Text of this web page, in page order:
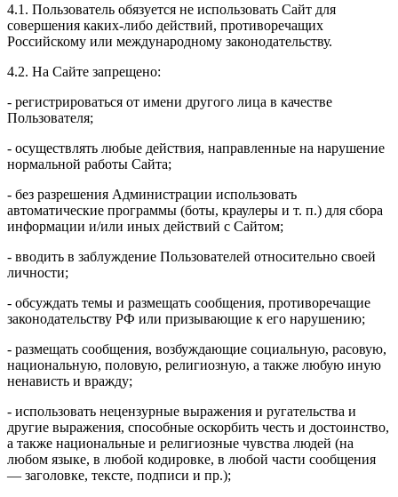
4.1. Пользователь обязуется не использовать Сайт для
совершения каких-либо действий, противоречащих
Российскому или международному законодательству.
4.2. На Сайте запрещено:
- регистрироваться от имени другого лица в качестве
Пользователя;
- осуществлять любые действия, направленные на нарушение
нормальной работы Сайта;
- без разрешения Администрации использовать
автоматические программы (боты, краулеры и т. п.) для сбора
информации и/или иных действий с Сайтом;
- вводить в заблуждение Пользователей относительно своей
личности;
- обсуждать темы и размещать сообщения, противоречащие
законодательству РФ или призывающие к его нарушению;
- размещать сообщения, возбуждающие социальную, расовую,
национальную, половую, религиозную, а также любую иную
ненависть и вражду;
- использовать нецензурные выражения и ругательства и
другие выражения, способные оскорбить честь и достоинство,
а также национальные и религиозные чувства людей (на
любом языке, в любой кодировке, в любой части сообщения
— заголовке, тексте, подписи и пр.);